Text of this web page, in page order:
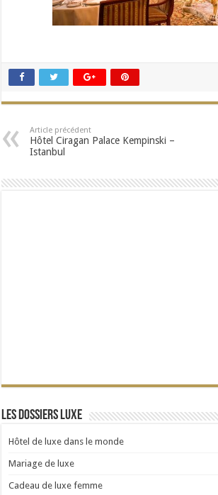
Article précédent
Hôtel Ciragan Palace Kempinski –
Istanbul
Les dossiers Luxe
Hôtel de luxe dans le monde
Mariage de luxe
Cadeau de luxe femme